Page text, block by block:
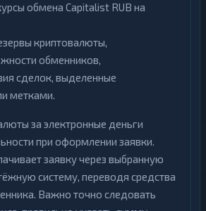
обмена Capitalist RUB на
криптовалюты,
обменников,
сделок, выделенные
метками.
за электронные деньги
при оформлении заявки.
заявку через выбранную
систему, переводя средства
Важно точно следовать